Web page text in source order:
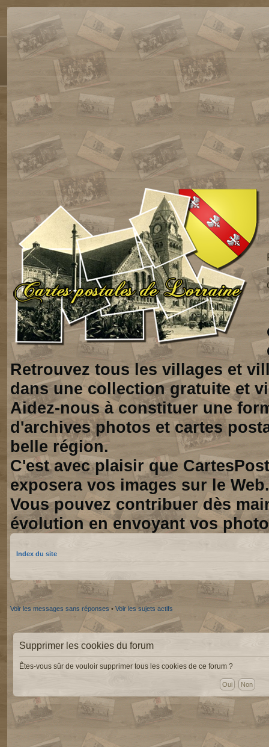
Retrouvez tous les villages et
dans une collection gratuite et
Aidez-nous à constituer une
d'archives photos et cartes
belle région.
C'est avec plaisir que
exposera vos images sur le Web.
Vous pouvez contribuer dès
évolution en envoyant vos
Index du site
Voir les messages sans réponses • Voir les sujets actifs
Supprimer les cookies du forum
Êtes-vous sûr de vouloir supprimer tous les cookies de ce forum ?